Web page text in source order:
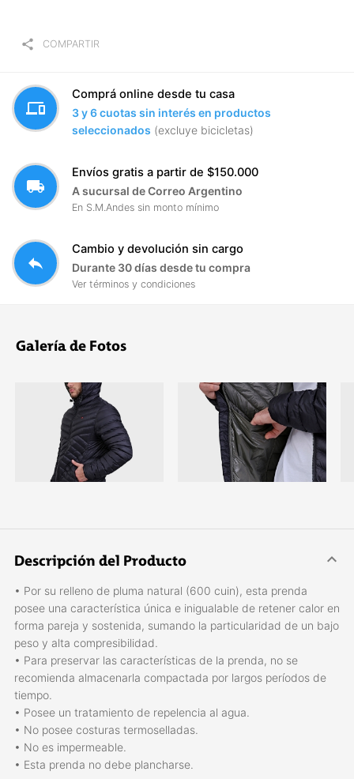
share COMPARTIR
devices
Comprá online desde tu casa
3 y 6 cuotas sin interés en productos
seleccionados (excluye bicicletas)
local_shipping
Envíos gratis a partir de $150.000
A sucursal de Correo Argentino
En S.M.Andes sin monto mínimo
reply
Cambio y devolución sin cargo
Durante 30 días desde tu compra
Ver términos y condiciones
Galería de Fotos
Descripción del Producto
• Por su relleno de pluma natural (600 cuin), esta prenda
posee una característica única e inigualable de retener calor en
forma pareja y sostenida, sumando la particularidad de un bajo
peso y alta compresibilidad.
• Para preservar las características de la prenda, no se
recomienda almacenarla compactada por largos períodos de
tiempo.
• Posee un tratamiento de repelencia al agua.
• No posee costuras termoselladas.
• No es impermeable.
• Esta prenda no debe plancharse.